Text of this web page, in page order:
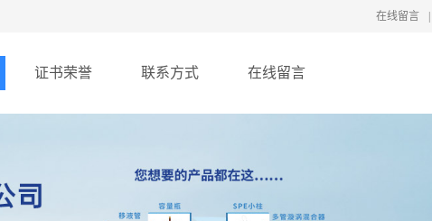
在线留言
证书荣誉 联系方式 在线留言